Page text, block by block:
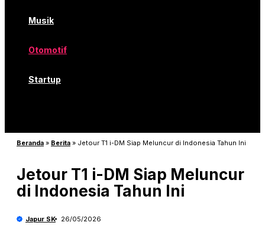
Musik
Otomotif
Startup
Beranda » Berita » Jetour T1 i-DM Siap Meluncur di Indonesia Tahun Ini
Jetour T1 i-DM Siap Meluncur
di Indonesia Tahun Ini
Japur SK 26/05/2026